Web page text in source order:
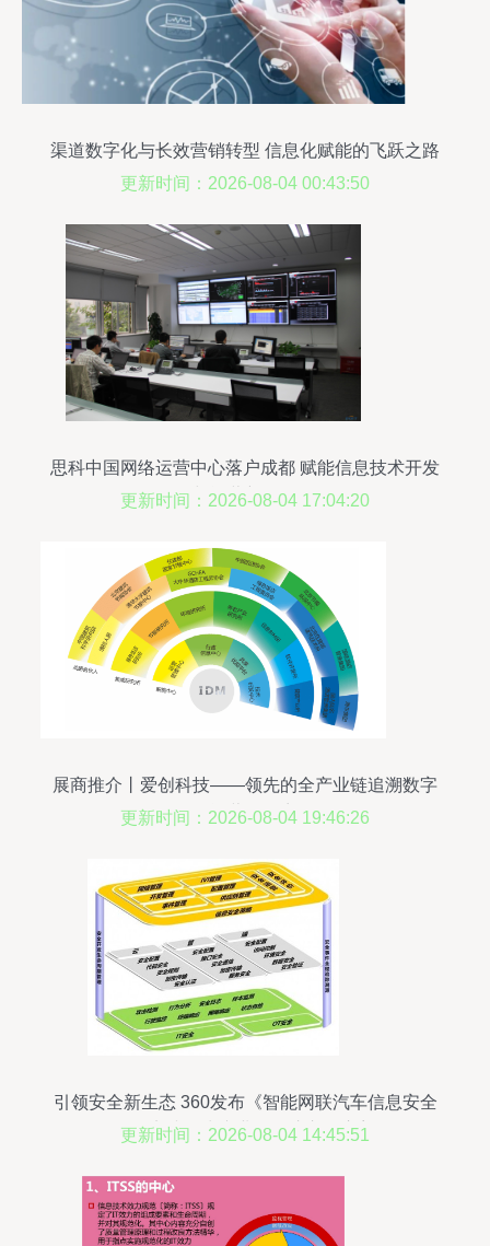
渠道数字化与长效营销转型 信息化赋能的飞跃之路
更新时间：2026-08-04 00:43:50
思科中国网络运营中心落户成都 赋能信息技术开发
与运营新格局
更新时间：2026-08-04 17:04:20
展商推介丨爱创科技——领先的全产业链追溯数字
化运营服务商
更新时间：2026-08-04 19:46:26
引领安全新生态 360发布《智能网联汽车信息安全
最佳实践》为产业发展注入强心剂
更新时间：2026-08-04 14:45:51